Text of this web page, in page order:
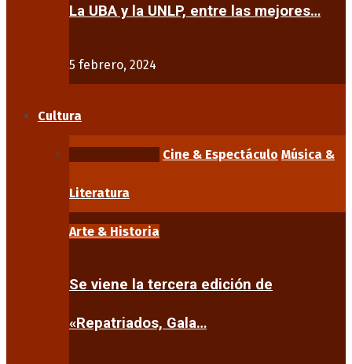
La UBA y la UNLP, entre las mejores…
5 febrero, 2024
Cultura
Cine & Espectáculo Música &
Literatura
Arte & Historia
Se viene la tercera edición de
«Repatriados, Gala…